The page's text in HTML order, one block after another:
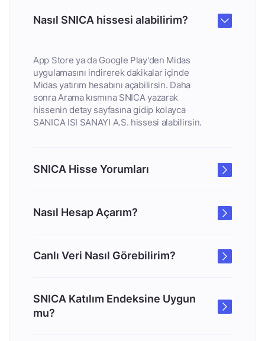
Nasıl SNICA hissesi alabilirim?
App Store ya da Google Play'den Midas
uygulamasını indirerek dakikalar içinde
Midas yatırım hesabını açabilirsin. Daha
sonra Arama kısmına SNICA yazarak
hissenin detay sayfasına gidip kolayca
SANICA ISI SANAYI A.S. hissesi alabilirsin.
SNICA Hisse Yorumları
Nasıl Hesap Açarım?
Canlı Veri Nasıl Görebilirim?
SNICA Katılım Endeksine Uygun
mu?